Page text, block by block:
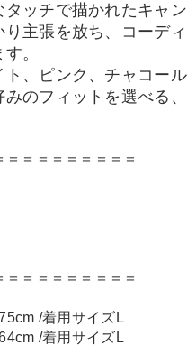
タッチで描かれたキャ
り主張を放ち、コーデ
。
ト、ピンク、チャコー
のフィットを選べる
＝＝＝＝＝＝＝＝＝
＝＝＝＝＝＝＝＝＝
/着用サイズL
/着用サイズL